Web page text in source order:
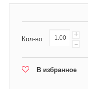
Кол-во: +
-
В избранное